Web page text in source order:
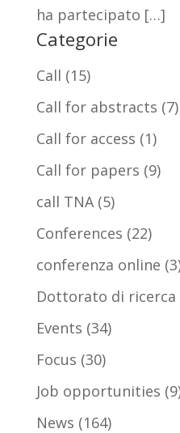
ha partecipato […]
Categorie
Call (15)
Call for abstracts (7)
Call for access (1)
Call for papers (9)
call TNA(5)
Conferences (22)
conferenza online
Dottorato di ricerca
Events (34)
Focus (30)
Job opportunities
News (164)